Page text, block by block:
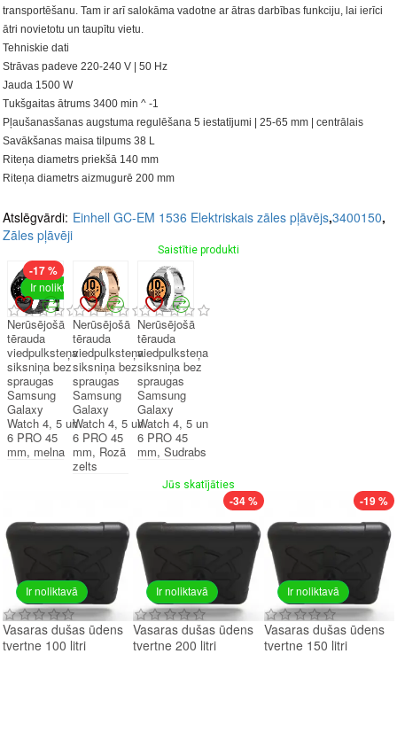
transportēšanu. Tam ir arī salokāma vadotne ar ātras darbības funkciju, lai ierīci
ātri novietotu un taupītu vietu.
Tehniskie dati
Strāvas padeve 220-240 V | 50 Hz
Jauda 1500 W
Tukšgaitas ātrums 3400 min ^ -1
Pļaušanasšanas augstuma regulēšana 5 iestatījumi | 25-65 mm | centrālais
Savākšanas maisa tilpums 38 L
Riteņa diametrs priekšā 140 mm
Riteņa diametrs aizmugurē 200 mm
Atslēgvārdi: Einhell GC-EM 1536 Elektriskais zāles pļāvējs,3400150,
Zāles pļāvēji
Saistītie produkti
Ir noliktavā
-17 %
Nerūsējošā
tērauda
viedpulksteņa
siksniņa bez
spraugas
Samsung
Galaxy
Watch 4, 5 un
6 PRO 45
mm, melna
Nerūsējošā
tērauda
viedpulksteņa
siksniņa bez
spraugas
Samsung
Galaxy
Watch 4, 5 un
6 PRO 45
mm, Rozā
zelts
Nerūsējošā
tērauda
viedpulksteņa
siksniņa bez
spraugas
Samsung
Galaxy
Watch 4, 5 un
6 PRO 45
mm, Sudrabs
Jūs skatījāties
Ir noliktavā
Vasaras dušas ūdens
tvertne 100 litri
Ir noliktavā
-34 %
Vasaras dušas ūdens
tvertne 200 litri
Ir noliktavā
-19 %
Vasaras dušas ūdens
tvertne 150 litri